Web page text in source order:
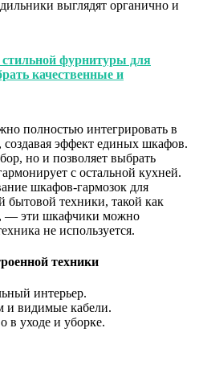
выглядят органично и
фурнитуры для
качественные и
полностью интегрировать в
эффект единых шкафов.
но и позволяет выбрать
с остальной кухней.
шкафов-гармозок для
бытовой техники, такой как
— эти шкафчики можно
не используется.
техники
интерьер.
и видимые кабели.
в уходе и уборке.